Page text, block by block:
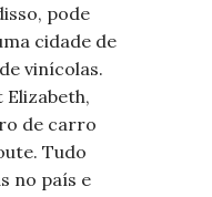
pode
cidade de
vinícolas.
Elizabeth,
de carro
Tudo
no país e